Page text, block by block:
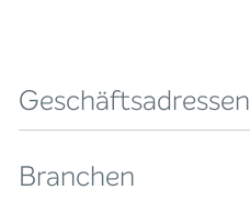
Geschäftsadressen
Branchen